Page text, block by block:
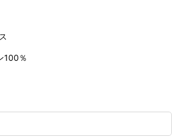
100％